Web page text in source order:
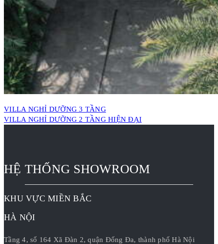
VILLA NGHỈ DƯỠNG 3 TẦNG
VILLA NGHỈ DƯỠNG 2 TẦNG HIỆN ĐẠI
HỆ THỐNG SHOWROOM
KHU VỰC MIỀN BẮC
HÀ NỘI
Tầng 4, số 164 Xã Đàn 2, quận Đống Đa, thành phố Hà Nội